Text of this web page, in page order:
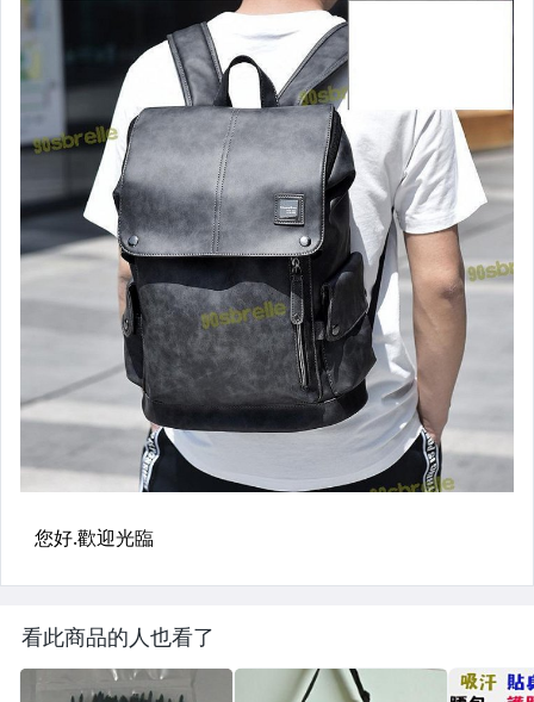
看此商品的人也看了